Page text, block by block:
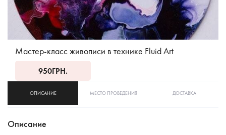
Мастер-класс живописи в технике Fluid Art
950ГРН.
ОПИСАНИЕ МЕСТО ПРОВЕДЕНИЯ ДОСТАВКА
Описание